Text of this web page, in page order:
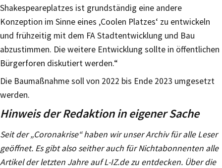
Shakespeareplatzes ist grundständig eine andere
Konzeption im Sinne eines ‚Coolen Platzes‘ zu entwickeln
und frühzeitig mit dem FA Stadtentwicklung und Bau
abzustimmen. Die weitere Entwicklung sollte in öffentlichen
Bürgerforen diskutiert werden.“
Die Baumaßnahme soll von 2022 bis Ende 2023 umgesetzt
werden.
Hinweis der Redaktion in eigener Sache
Seit der „Coronakrise“ haben wir unser Archiv für alle Leser
geöffnet. Es gibt also seither auch für Nichtabonnenten alle
Artikel der letzten Jahre auf L-IZ.de zu entdecken. Über die